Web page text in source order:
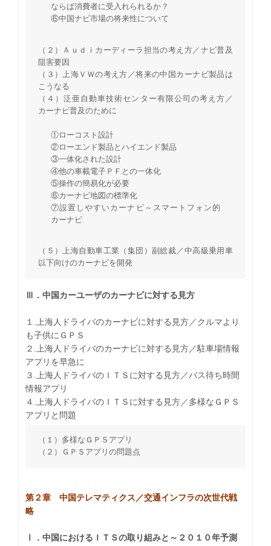
ならば消費者に受入れられるか？
⑥中国ナビ市場の将来性について
（２）Ａｕｄｉカーディーラ担当の考え方／ナビ普及
阻害要因
（３）上海ＶＷの考え方／将来の中国カーナビ製品は
こうなる
（４）泛亜自動車技術センター有限公司の考え方／
カーナビ普及のために
①ローコスト設計
②ローエンド製品とハイエンド製品
③一体化された設計
④他の車載電子ＰＦとの一体化
⑤操作の簡易化が必要
⑥カーナビ地図の標準化
⑦設置しやすいカーナビ～スマートフォン的
カーナビ
（５）上海自動車工業（集団）副総裁／中高級乗用車
以下向けのカーナビを開発
Ⅲ．中国カーユーザのカーナビに対する見方
１.上海人ドライバのカーナビに対する見方／クルマより
も子供にＧＰＳ
２.上海人ドライバのカーナビに対する見方／駐車場情報
アプリを早急に
３.上海人ドライバのＩＴＳに対する見方／バス待ち時間
情報アプリ
４.上海人ドライバのＩＴＳに対する見方／多様なＧＰＳ
アプリと問題
（１）多様なＧＰＳアプリ
（２）ＧＰＳアプリの問題点
第２章 中国テレマティクス／交通インフラの次世代戦
略
Ⅰ．中国におけるＩＴＳの取り組みと～２０１０年予測